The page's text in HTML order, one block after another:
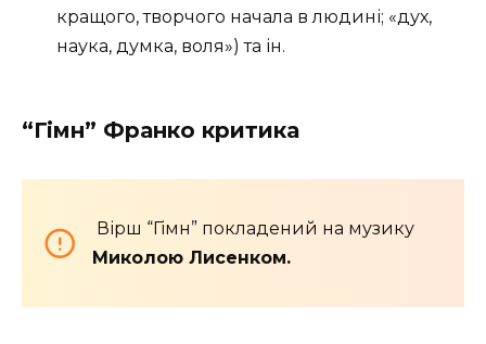
кращого, творчого начала в людині; «дух,
наука, думка, воля») та ін.
“Гімн” Франко критика
Вірш “Гімн” покладений на музику
Миколою Лисенком.